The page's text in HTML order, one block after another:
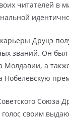
читателей в
Друцэ
званий. Он был
Молдавии, а
Нобелевскую
Союза
голос своим